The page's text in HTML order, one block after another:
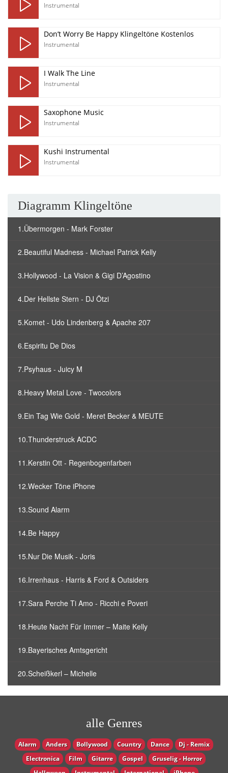
Instrumental
Don’t Worry Be Happy Klingeltöne Kostenlos
Instrumental
I Walk The Line
Instrumental
Saxophone Music
Instrumental
Kushi Instrumental
Instrumental
Diagramm Klingeltöne
1.Übermorgen - Mark Forster
2.Beautiful Madness - Michael Patrick Kelly
3.Hollywood - La Vision & Gigi D’Agostino
4.Der Hellste Stern - DJ Ötzi
5.Komet - Udo Lindenberg & Apache 207
6.Espiritu De Dios
7.Psyhaus - Juicy M
8.Heavy Metal Love - Twocolors
9.Ein Tag Wie Gold - Meret Becker & MEUTE
10.Thunderstruck ACDC
11.Kerstin Ott - Regenbogenfarben
12.Wecker Töne iPhone
13.Sound Alarm
14.Be Happy
15.Nur Die Musik - Joris
16.Irrenhaus - Harris & Ford & Outsiders
17.Sara Perche Ti Amo - Ricchi e Poveri
18.Heute Nacht Für Immer – Maite Kelly
19.Bayerisches Amtsgericht
20.Scheißkerl – Michelle
alle Genres
Alarm Anders Bollywood Country Dance
Dj - Remix
Electronica
Film Gitarre Gospel
Gruselig - Horror